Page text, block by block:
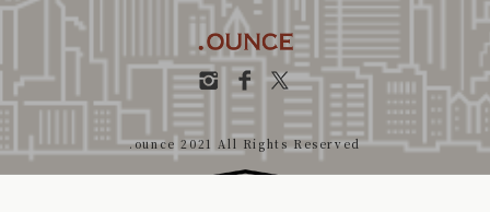
.ounce 2021 All Rights Reserved